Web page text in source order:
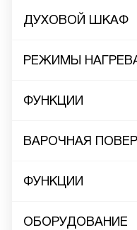
ДУХОВОЙ ШКАФ
РЕЖИМЫ
ФУНКЦИИ
ВАРОЧНАЯ
ФУНКЦИИ
ОБОРУДОВАНИЕ